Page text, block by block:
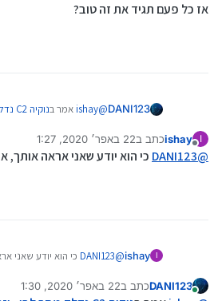
אז כל פעם תגיד את זה טוב?
DANI123
@
ishay אמר בנוקיה C2 נדלק מסך לבן.. וזהו
מוזמן אלי למעבדה
I
מנותק
ishayכתב ב22 באפר׳ 2020, 1:27
נערך לאחרונה על ידי
@
DANI123 כי הוא יודע שאני אראה אותך,
ishay
@
DANI123 כי הוא יודע שאני
מחובר
DANI123כתב ב22 באפר׳ 2020, 1:30
נערך לאחרונה על ידי